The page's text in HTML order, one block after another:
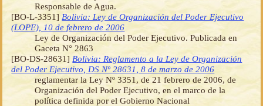
Responsable de Agua.
[BO-L-3351] Bolivia: Ley de Organización del Poder Ejecutivo
(LOPE), 10 de febrero de 2006
Ley de Organización del Poder Ejecutivo. Publicada en
Gaceta N° 2863
[BO-DS-28631] Bolivia: Reglamento a la Ley de Organización
del Poder Ejecutivo, DS Nº 28631, 8 de marzo de 2006
reglamentar la Ley Nº 3351, de 21 febrero de 2006, de
Organización del Poder Ejecutivo, en el marco de la
política definida por el Gobierno Nacional